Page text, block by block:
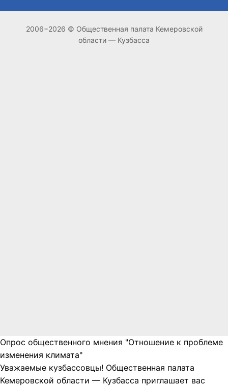
2006−2026 © Общественная палата Кемеровской
области — Кузбасса
Опрос общественного мнения "Отношение к проблеме
изменения климата"
Уважаемые кузбассовцы! Общественная палата
Кемеровской области — Кузбасса приглашает вас